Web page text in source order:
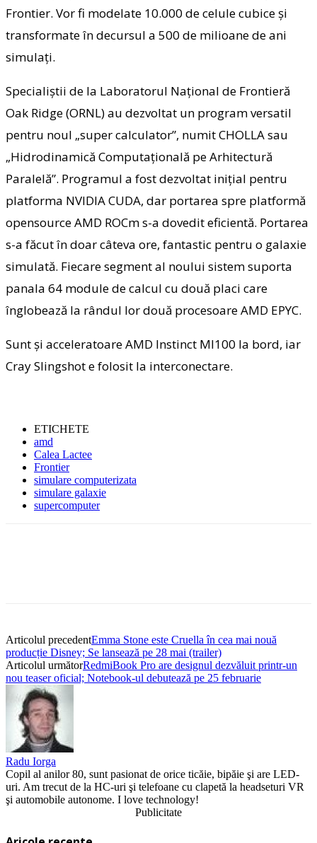
Frontier. Vor fi modelate 10.000 de celule cubice şi
transformate în decursul a 500 de milioane de ani
simulaţi.
Specialiştii de la Laboratorul Naţional de Frontieră
Oak Ridge (ORNL) au dezvoltat un program versatil
pentru noul „super calculator”, numit CHOLLA sau
„Hidrodinamică Computaţională pe Arhitectură
Paralelă”. Programul a fost dezvoltat iniţial pentru
platforma NVIDIA CUDA, dar portarea spre platformă
opensource AMD ROCm s-a dovedit eficientă. Portarea
s-a făcut în doar câteva ore, fantastic pentru o galaxie
simulată. Fiecare segment al noului sistem suporta
panala 64 module de calcul cu două placi care
înglobează la rândul lor două procesoare AMD EPYC.
Sunt şi acceleratoare AMD Instinct MI100 la bord, iar
Cray Slingshot e folosit la interconectare.
ETICHETE
amd
Calea Lactee
Frontier
simulare computerizata
simulare galaxie
supercomputer
Articolul precedentEmma Stone este Cruella în cea mai nouă
producție Disney; Se lansează pe 28 mai (trailer)
Articolul următorRedmiBook Pro are designul dezvăluit printr-un
nou teaser oficial; Notebook-ul debutează pe 25 februarie
Radu Iorga
Copil al anilor 80, sunt pasionat de orice ticăie, bipăie şi are LED-
uri. Am trecut de la HC-uri şi telefoane cu clapetă la headseturi VR
şi automobile autonome. I love technology!
Publicitate